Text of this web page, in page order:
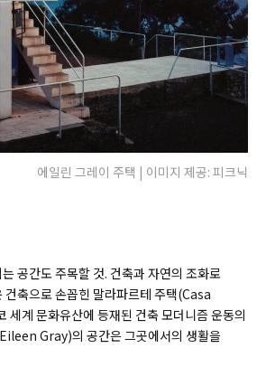
에일린 그레이 주택 | 이미지 제공: 피크닉
공간도 주목할 것. 건축과 자연의 조화로
건축으로 손꼽힌 말라파르테 주택(Casa
세계 문화유산에 등재된 건축 모더니즘 운동의
Eileen Gray)의 공간은 그곳에서의 생활을